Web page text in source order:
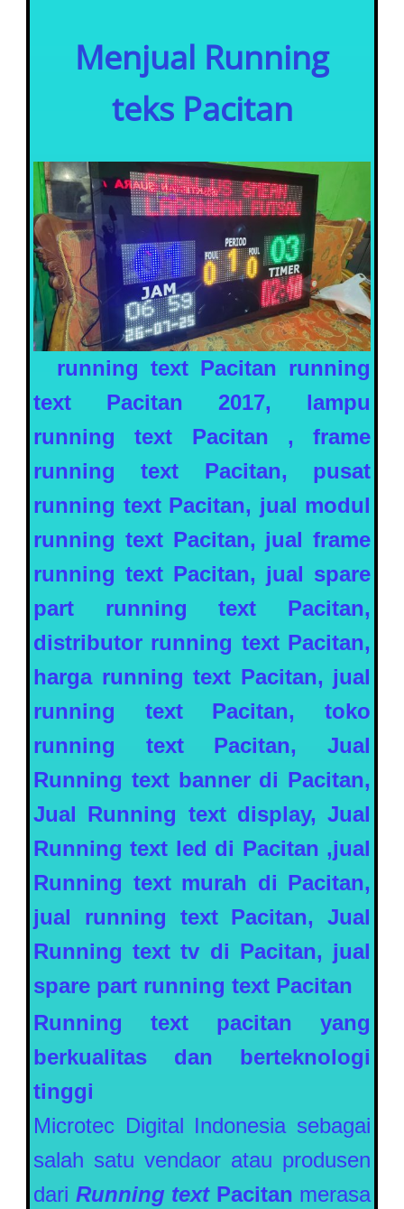
Menjual Running
teks Pacitan
running text Pacitan running
text Pacitan
2017, lampu
running text Pacitan
, frame
running text Pacitan, pusat
running text Pacitan, jual modul
running text Pacitan, jual frame
running text Pacitan, jual spare
part running text Pacitan,
distributor running text Pacitan,
harga running text Pacitan, jual
running text Pacitan, toko
running text Pacitan, Jual
Running text banner di Pacitan,
Jual Running text display, Jual
Running text led di Pacitan ,jual
Running text murah di Pacitan,
jual running text Pacitan, Jual
Running text tv di Pacitan, jual
spare part running text Pacitan
Running text pacitan yang
berkualitas dan berteknologi
tinggi
Microtec Digital Indonesia sebagai
salah satu vendaor atau produsen
dari Running text Pacitan merasa